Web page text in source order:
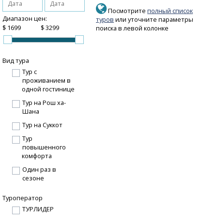
Посмотритеполный список
туров или уточните параметры
поиска в левой колонке
Диапазон цен:
$
$
Вид тура
Тур с
проживанием в
одной гостинице
Тур на Рош ха-
Шана
Тур на Суккот
Тур
повышенного
комфорта
Один раз в
сезоне
Туроператор
ТУРЛИДЕР